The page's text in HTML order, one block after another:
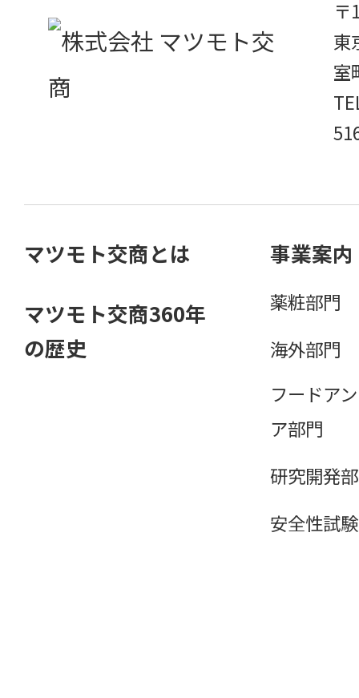
〒
東
室
マツモト交商とは
マツモト交商360年
の歴史
事業案内
薬粧部門
海外部門
フードア
ア部門
研究開発
安全性試